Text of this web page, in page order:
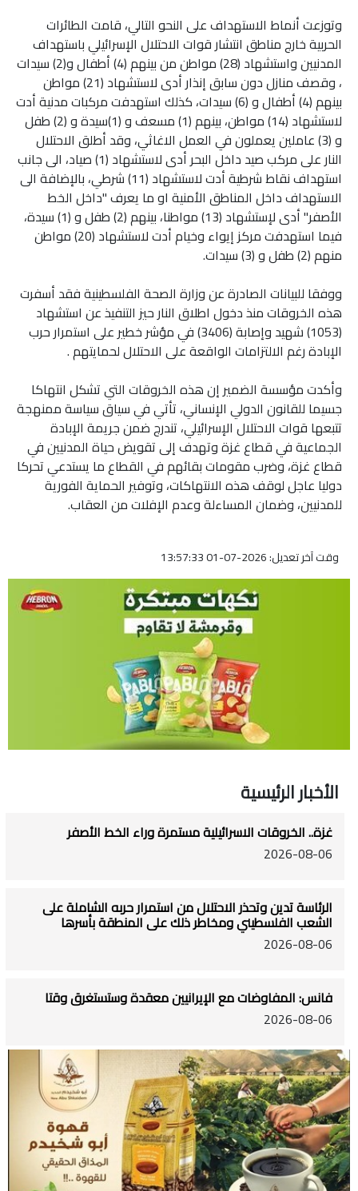
وتوزعت أنماط الاستهداف على النحو التالي، قامت الطائرات
الحربية خارج مناطق انتشار قوات الاحتلال الإسرائيلي باستهداف
المدنيين واستشهاد (28) مواطن من بينهم (4) أطفال و(2) سيدات
، وقصف منازل دون سابق إنذار أدى لاستشهاد (21) مواطن
بينهم (4) أطفال و (6) سيدات، كذلك استهدفت مركبات مدنية أدت
لاستشهاد (14) مواطن، بينهم (1) مسعف و (1)سيدة و (2) طفل
و (3) عاملين يعملون في العمل الاغاثي، وقد أطلق الاحتلال
النار على مركب صيد داخل البحر أدى لاستشهاد (1) صياد، الى جانب
استهداف نقاط شرطية أدت لاستشهاد (11) شرطي، بالإضافة الى
الاستهداف داخل المناطق الأمنية او ما يعرف "داخل الخط
الأصفر" أدى لإستشهاد (13) مواطنا، بينهم (2) طفل و (1) سيدة،
فيما استهدفت مركز إيواء وخيام أدت لاستشهاد (20) مواطن
منهم (2) طفل و (3) سيدات.
ووفقا للبيانات الصادرة عن وزارة الصحة الفلسطينية فقد أسفرت
هذه الخروقات منذ دخول اطلاق النار حيز التنفيذ عن استشهاد
(1053) شهيد وإصابة (3406) في مؤشر خطير على استمرار حرب
الإبادة رغم الالتزامات الواقعة على الاحتلال لحمايتهم .
وأكدت مؤسسة الضمير إن هذه الخروقات التي تشكل انتهاكا
جسيما للقانون الدولي الإنساني، تأتي في سياق سياسة ممنهجة
تتبعها قوات الاحتلال الإسرائيلي، تندرج ضمن جريمة الإبادة
الجماعية في قطاع غزة وتهدف إلى تقويض حياة المدنيين في
قطاع غزة، وضرب مقومات بقائهم في القطاع ما يستدعي تحركا
دوليا عاجل لوقف هذه الانتهاكات، وتوفير الحماية الفورية
للمدنيين، وضمان المساءلة وعدم الإفلات من العقاب.
وقت آخر تعديل: 2026-07-01 13:57:33
الأخبار الرئيسية
غزة.. الخروقات الاسرائيلية مستمرة وراء الخط الأصفر
2026-08-06
الرئاسة تدين وتحذر الاحتلال من استمرار حربه الشاملة على
الشعب الفلسطيني ومخاطر ذلك على المنطقة بأسرها
2026-08-06
فانس: المفاوضات مع الإيرانيين معقدة وستستغرق وقتا
2026-08-06